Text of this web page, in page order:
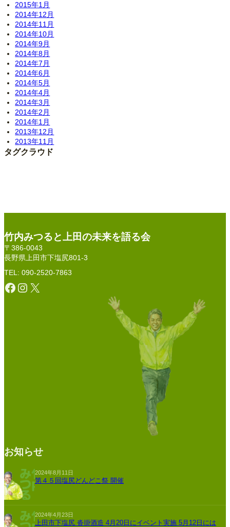
2015年1月
2014年12月
2014年11月
2014年10月
2014年9月
2014年8月
2014年7月
2014年6月
2014年5月
2014年4月
2014年3月
2014年2月
2014年1月
2013年12月
2013年11月
タグクラウド
竹内みつると上田の未来を語る会
〒386-0043
長野県上田市下塩尻801-3
TEL: 090-2520-7863
Facebook Instagram X
お知らせ
2024年8月11日
第４５回塩尻どんどこ祭 開催
2024年4月23日
上田市下塩尻 沓掛酒造 4月20日にイベント実施 5月12日には